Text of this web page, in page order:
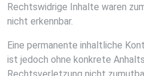
Rechtswidrige Inhalte waren
nicht erkennbar.
Eine permanente inhaltliche
ist jedoch ohne konkrete